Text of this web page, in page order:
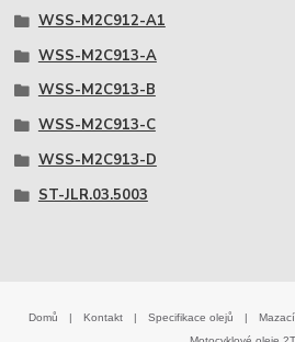
WSS-M2C912-A1
WSS-M2C913-A
WSS-M2C913-B
WSS-M2C913-C
WSS-M2C913-D
ST-JLR.03.5003
Domů | Kontakt | Specifikace olejů |